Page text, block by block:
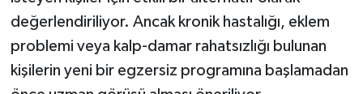
değerlendiriliyor. Ancak kronik hastalığı, eklem
problemi veya kalp-damar rahatsızlığı bulunan
kişilerin yeni bir egzersiz programına başlamadan